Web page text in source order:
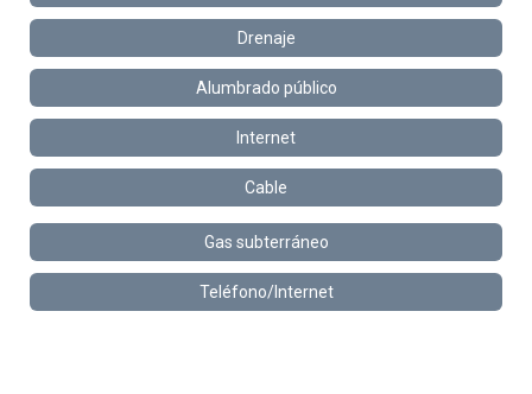
Drenaje
Alumbrado público
Internet
Cable
Gas subterráneo
Teléfono/Internet